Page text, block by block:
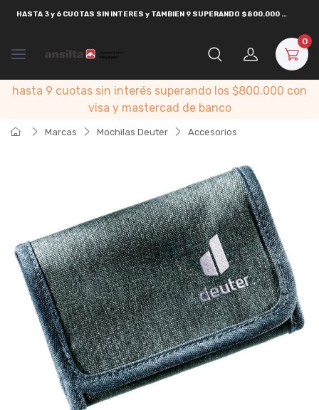
HASTA 3 y 6 CUOTAS SIN INTERES y TAMBIEN 9 SUPERANDO $800.000 CON
0
hasta 9 cuotas sin interés superando los $800.000 con
visa y mastercad de banco
Marcas Mochilas Deuter Accesorios